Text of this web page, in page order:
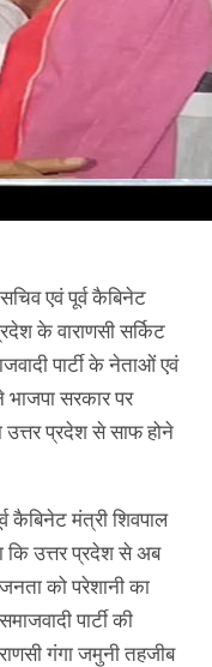
एवं पूर्व कैबिनेट
के वाराणसी सर्किट
पार्टी के नेताओं एवं
भाजपा सरकार पर
प्रदेश से साफ होने
कैबिनेट मंत्री शिवपाल
कि उत्तर प्रदेश से अब
को परेशानी का
पार्टी की
गंगा जमुनी तहजीब